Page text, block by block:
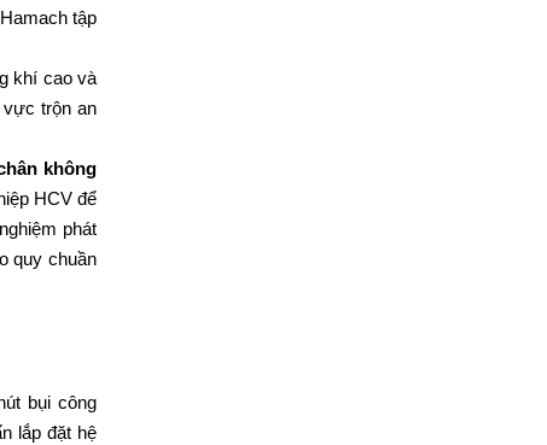
tập
khí cao và
vực trộn an
không
HCV để
phát
quy chuần
bụi công
lắp đặt hệ